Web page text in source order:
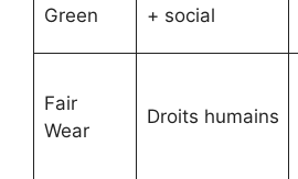
Green
+ social
Fair
Wear
Droits humains